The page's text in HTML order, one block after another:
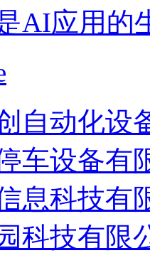
AI应用的
自动化设
车设备有
息科技有
科技有限